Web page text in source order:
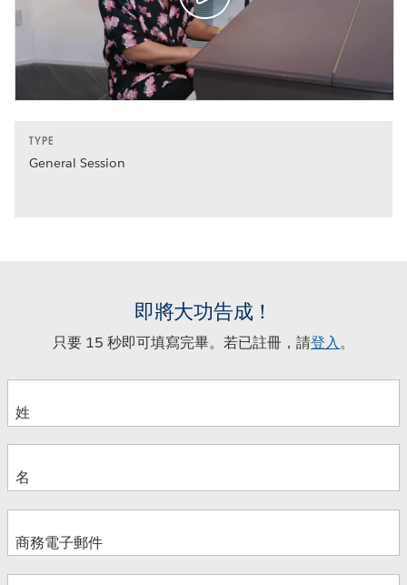
TYPE
General Session
即將大功告成！
只要 15 秒即可填寫完畢。若已註冊，請登入。